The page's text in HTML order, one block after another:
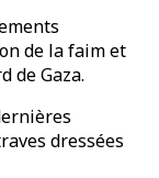
de la faim et
de Gaza.
dressées